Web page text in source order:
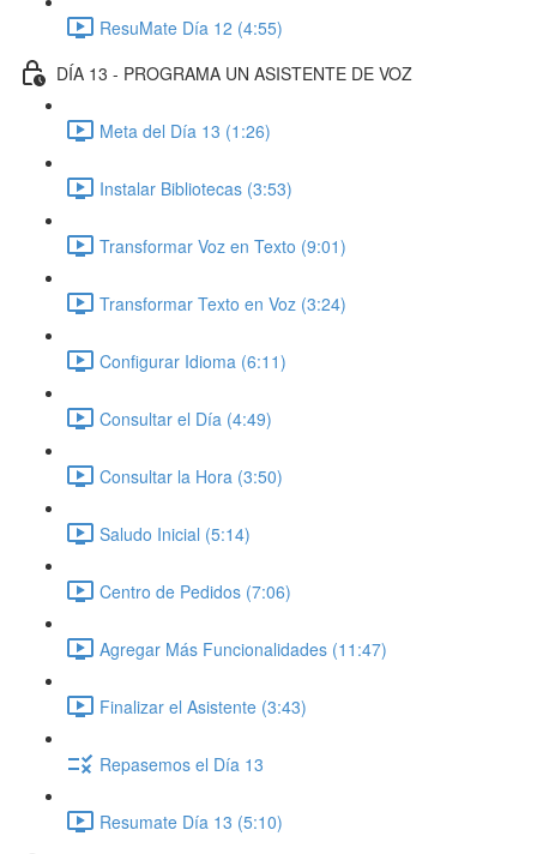
ResuMate Día 12 (4:55)
DÍA 13 - PROGRAMA UN ASISTENTE DE VOZ
Meta del Día 13 (1:26)
Instalar Bibliotecas (3:53)
Transformar Voz en Texto (9:01)
Transformar Texto en Voz (3:24)
Configurar Idioma (6:11)
Consultar el Día (4:49)
Consultar la Hora (3:50)
Saludo Inicial (5:14)
Centro de Pedidos (7:06)
Agregar Más Funcionalidades (11:47)
Finalizar el Asistente (3:43)
Repasemos el Día 13
Resumate Día 13 (5:10)